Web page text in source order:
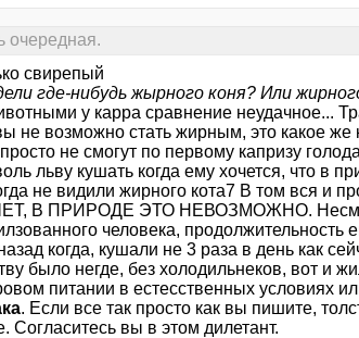
очередная.
свирепый
где-нибудь жырного коня? Или
у карра сравнение неудачное...
не возможно стать жирным, это какое
не смогут по первому капризу
льву кушать когда ему хочется, что в
не видили жирного кота7 В том вся
В ПРИРОДЕ ЭТО НЕВОЗМОЖНО.
человека,
когда, кушали не 3 раза в день как
было негде, без холодильнеков, вот и
питании в естесственных условиях
. Если все так просто как вы пишите,
Согласитесь вы в этом дилетант.